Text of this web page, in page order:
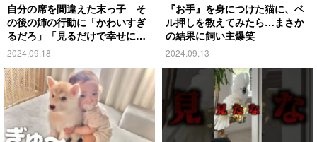
自分の席を間違えた末っ子 そ
の後の姉の行動に「かわいすぎ
るだろ」「見るだけで幸せにな
る」
2024.09.18
『お手』を身につけた猫に、ベ
ル押しを教えてみたら…まさか
の結果に飼い主爆笑
2024.09.13